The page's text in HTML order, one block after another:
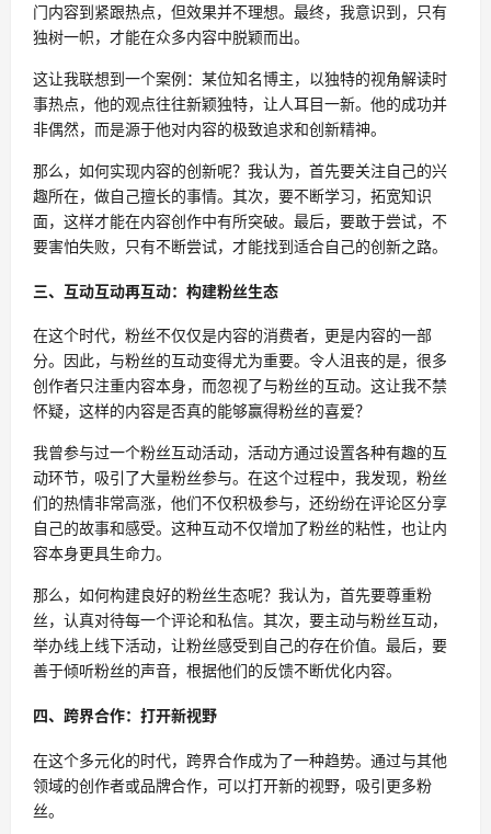
门内容到紧跟热点，但效果并不理想。最终，我意识到，只有
独树一帜，才能在众多内容中脱颖而出。
这让我联想到一个案例：某位知名博主，以独特的视角解读时
事热点，他的观点往往新颖独特，让人耳目一新。他的成功并
非偶然，而是源于他对内容的极致追求和创新精神。
那么，如何实现内容的创新呢？我认为，首先要关注自己的兴
趣所在，做自己擅长的事情。其次，要不断学习，拓宽知识
面，这样才能在内容创作中有所突破。最后，要敢于尝试，不
要害怕失败，只有不断尝试，才能找到适合自己的创新之路。
三、互动互动再互动：构建粉丝生态
在这个时代，粉丝不仅仅是内容的消费者，更是内容的一部
分。因此，与粉丝的互动变得尤为重要。令人沮丧的是，很多
创作者只注重内容本身，而忽视了与粉丝的互动。这让我不禁
怀疑，这样的内容是否真的能够赢得粉丝的喜爱？
我曾参与过一个粉丝互动活动，活动方通过设置各种有趣的互
动环节，吸引了大量粉丝参与。在这个过程中，我发现，粉丝
们的热情非常高涨，他们不仅积极参与，还纷纷在评论区分享
自己的故事和感受。这种互动不仅增加了粉丝的粘性，也让内
容本身更具生命力。
那么，如何构建良好的粉丝生态呢？我认为，首先要尊重粉
丝，认真对待每一个评论和私信。其次，要主动与粉丝互动，
举办线上线下活动，让粉丝感受到自己的存在价值。最后，要
善于倾听粉丝的声音，根据他们的反馈不断优化内容。
四、跨界合作：打开新视野
在这个多元化的时代，跨界合作成为了一种趋势。通过与其他
领域的创作者或品牌合作，可以打开新的视野，吸引更多粉
丝。